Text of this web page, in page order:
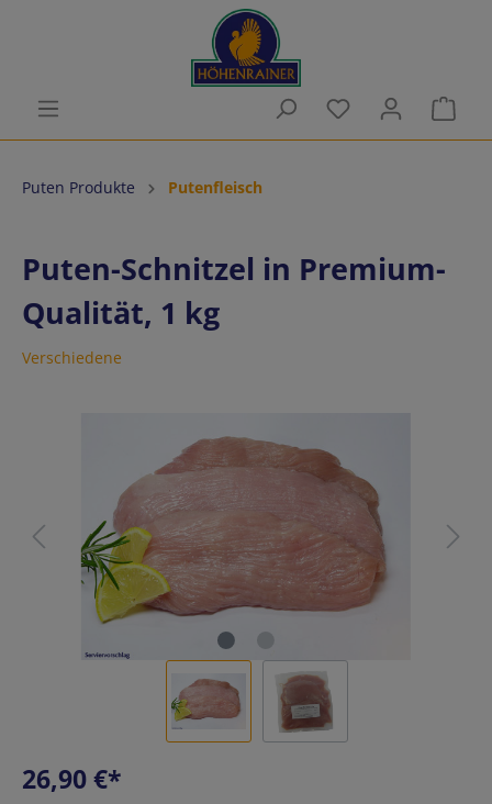
Du hast 0
Puten Produkte Putenfleisch
Puten-Schnitzel in Premium-
Qualität, 1 kg
Verschiedene
Regulärer Preis:
26,90 €*